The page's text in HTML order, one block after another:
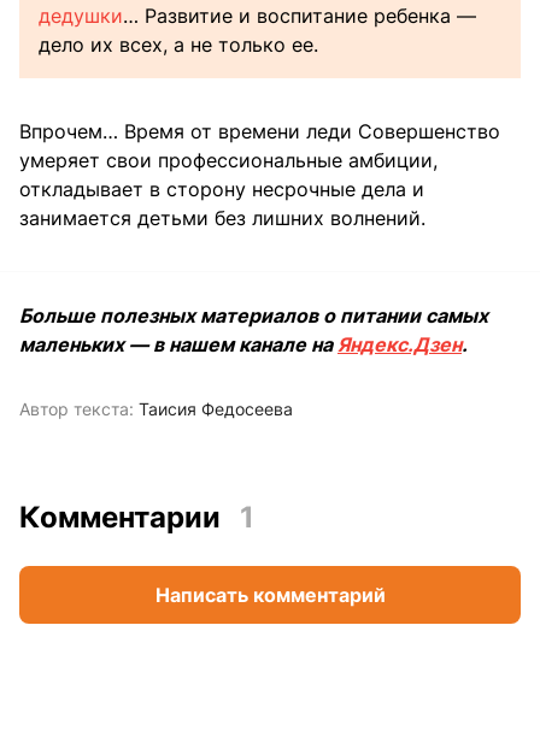
дедушки… Развитие и воспитание ребенка —
дело их всех, а не только ее.
Впрочем… Время от времени леди Совершенство
умеряет свои профессиональные амбиции,
откладывает в сторону несрочные дела и
занимается детьми без лишних волнений.
Больше полезных материалов о питании самых
маленьких — в нашем канале на Яндекс.Дзен.
Автор текста: Таисия Федосеева
Комментарии 1
Написать комментарий